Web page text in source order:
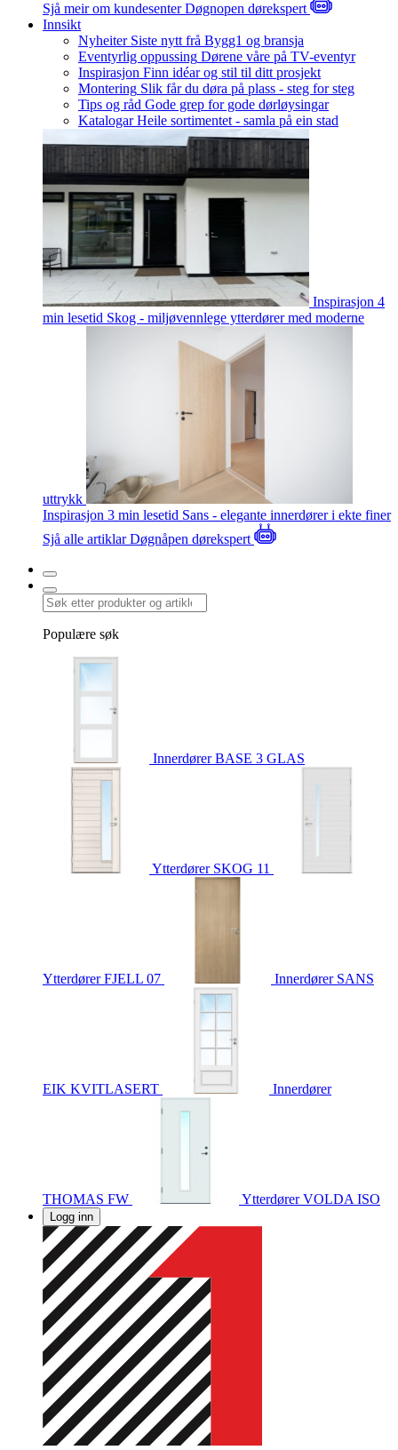
Sjå meir om kundesenterDøgnopen dørekspert
Innsikt
Nyheiter Siste nytt frå Bygg1 og bransja
Eventyrlig oppussing Dørene våre på TV-eventyr
Inspirasjon Finn idéar og stil til ditt prosjekt
Montering Slik får du døra på plass - steg for steg
Tips og råd Gode grep for gode dørløysingar
Katalogar Heile sortimentet - samla på ein stad
Inspirasjon 4
min lesetid Skog - miljøvennlege ytterdører med moderne
uttrykk
Inspirasjon 3 min lesetid Sans - elegante innerdører i ekte finer
Sjå alle artiklarDøgnåpen dørekspert
Populære søk
InnerdørerBASE 3 GLAS
Ytterdører SKOG 11
YtterdørerFJELL 07 Innerdører SANS
EIK KVITLASERT Innerdører
THOMAS FW YtterdørerVOLDA ISO
Logg inn